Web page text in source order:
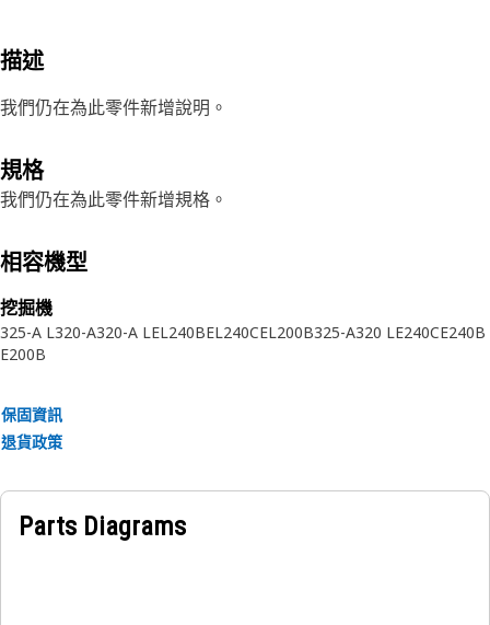
描述
我們仍在為此零件新增說明。
規格
我們仍在為此零件新增規格。
相容機型
挖掘機
325-A L320-A320-A LEL240BEL240CEL200B325-A320 LE240CE240B
E200B
保固資訊
退貨政策
Parts Diagrams